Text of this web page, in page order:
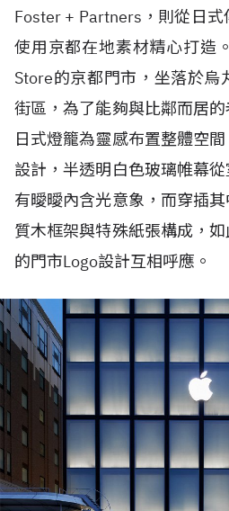
Foster + Partners，則從日
使用京都在地素材精心打造
Store的京都門市，坐落於烏
街區，為了能夠與比鄰而居
日式燈籠為靈感布置整體空
設計，半透明白色玻璃帷幕
有曖曖內含光意象，而穿插
質木框架與特殊紙張構成，
的門市Logo設計互相呼應。